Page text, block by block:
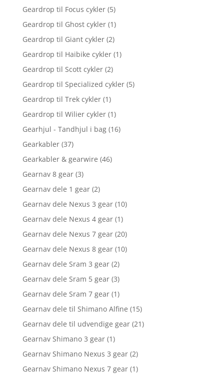
Geardrop til Focus cykler (5)
Geardrop til Ghost cykler (1)
Geardrop til Giant cykler (2)
Geardrop til Haibike cykler (1)
Geardrop til Scott cykler (2)
Geardrop til Specialized cykler (5)
Geardrop til Trek cykler (1)
Geardrop til Wilier cykler (1)
Gearhjul - Tandhjul i bag (16)
Gearkabler (37)
Gearkabler & gearwire (46)
Gearnav 8 gear (3)
Gearnav dele 1 gear (2)
Gearnav dele Nexus 3 gear (10)
Gearnav dele Nexus 4 gear (1)
Gearnav dele Nexus 7 gear (20)
Gearnav dele Nexus 8 gear (10)
Gearnav dele Sram 3 gear (2)
Gearnav dele Sram 5 gear (3)
Gearnav dele Sram 7 gear (1)
Gearnav dele til Shimano Alfine (15)
Gearnav dele til udvendige gear (21)
Gearnav Shimano 3 gear (1)
Gearnav Shimano Nexus 3 gear (2)
Gearnav Shimano Nexus 7 gear (1)